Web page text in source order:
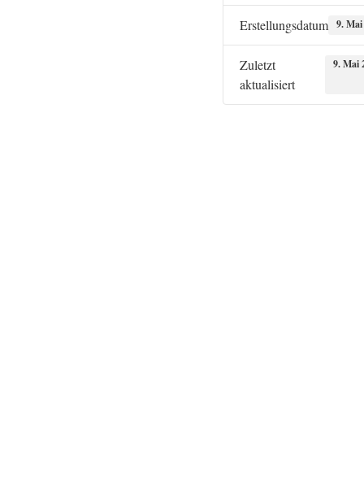
Erstellungsdatum 9. Mai
Zuletzt
aktualisiert
9. Mai